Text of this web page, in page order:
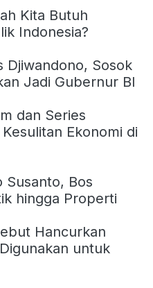
Kita Butuh
Indonesia?
Djiwandono, Sosok
Jadi Gubernur BI
dan Series
Ekonomi di
Susanto, Bos
hingga Properti
Hancurkan
untuk